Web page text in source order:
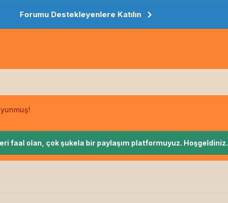
Forumu Destekleyenlere Katılın
faal olan, çok şukela bir paylaşım platformuyuz. Hoşgeldiniz.